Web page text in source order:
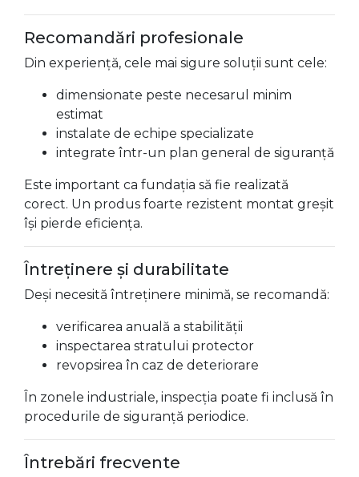
Recomandări profesionale
Din experiență, cele mai sigure soluții sunt cele:
dimensionate peste necesarul minim
estimat
instalate de echipe specializate
integrate într-un plan general de siguranță
Este important ca fundația să fie realizată
corect. Un produs foarte rezistent montat greșit
își pierde eficiența.
Întreținere și durabilitate
Deși necesită întreținere minimă, se recomandă:
verificarea anuală a stabilității
inspectarea stratului protector
revopsirea în caz de deteriorare
În zonele industriale, inspecția poate fi inclusă în
procedurile de siguranță periodice.
Întrebări frecvente